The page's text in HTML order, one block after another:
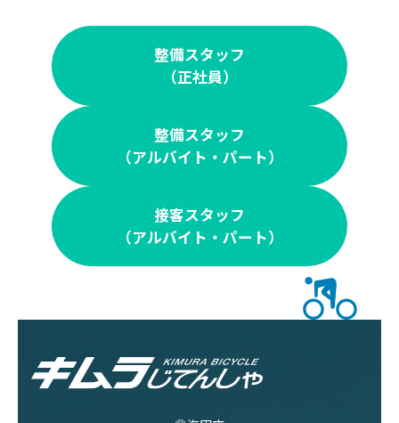
整備スタッフ
（正社員）
整備スタッフ
（アルバイト・パート）
接客スタッフ
（アルバイト・パート）